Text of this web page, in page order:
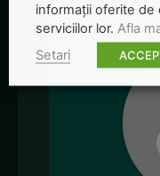
informații oferite de
serviciilor lor. Afla
Setari